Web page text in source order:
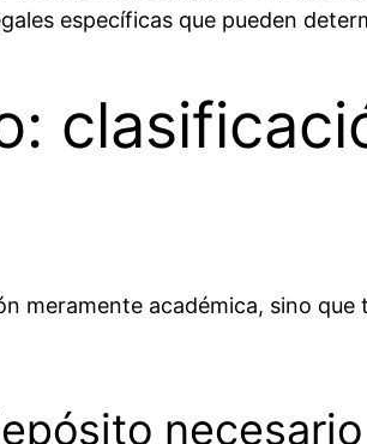
específicas que pueden
meramente académica, sino
necesario